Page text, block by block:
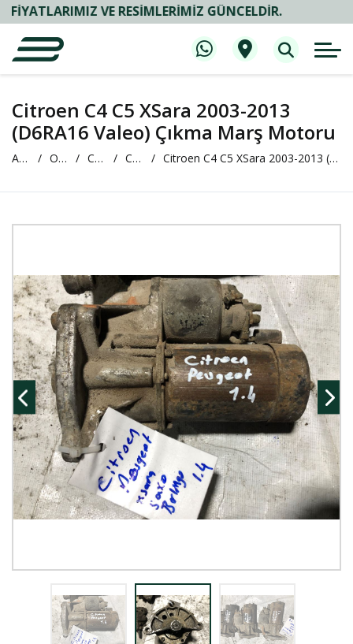
VE RESIMLERIMIZ GÜNCELDIR.
Citroen C4 C5 XSara 2003-2013
(D6RA16 Valeo) Çıkma Marş Motoru
Anasayfa Oto Çıkma ve Yedek Parça CİTROEN CİTREOEN C4 Citroen C4 C5 XSara 2003-2013 (D6RA16 Valeo) Çıkma Marş Motoru